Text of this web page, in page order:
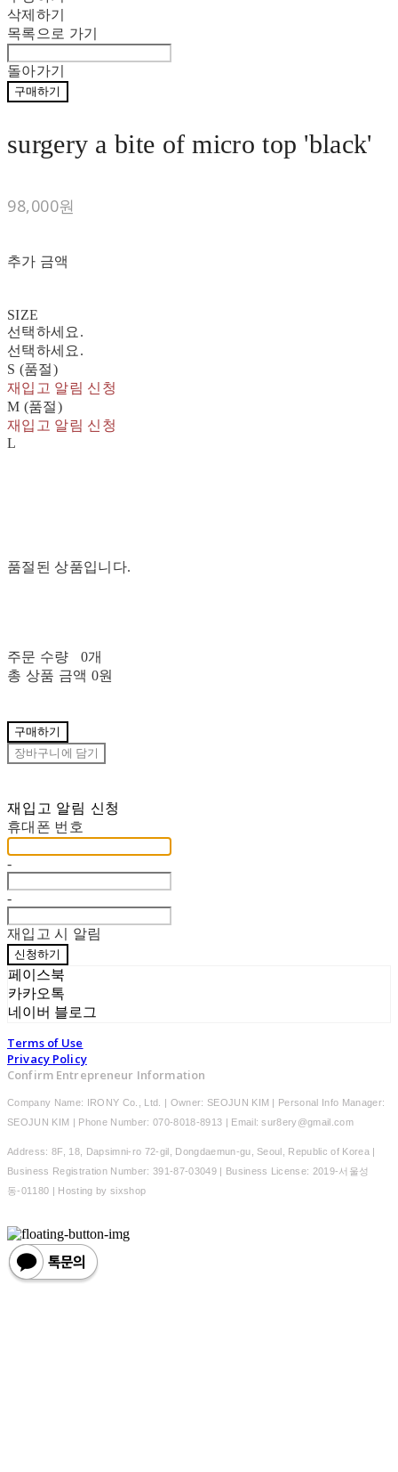
삭제하기
목록으로 가기
돌아가기
구매하기
surgery a bite of micro top 'black'
98,000원
추가 금액
SIZE
선택하세요.
선택하세요.
S (품절)
재입고 알림 신청
M (품절)
재입고 알림 신청
L
품절된 상품입니다.
주문 수량
0개
총 상품 금액 0원
구매하기
장바구니에 담기
재입고 알림 신청
휴대폰 번호
-
-
재입고 시 알림
신청하기
페이스북
카카오톡
네이버 블로그
Terms of Use
Privacy Policy
Confirm Entrepreneur Information
Company Name: IRONY Co., Ltd. | Owner: SEOJUN KIM | Personal Info Manager:
SEOJUN KIM | Phone Number: 070-8018-8913 | Email: sur8ery@gmail.com
Address: 8F, 18, Dapsimni-ro 72-gil, Dongdaemun-gu, Seoul, Republic of Korea |
Business Registration Number: 391-87-03049| Business License: 2019-서울성
동-01180 | Hosting by sixshop